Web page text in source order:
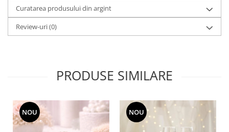
SIGNET PLATINUM
CELESTIAL GOLD
NATURE
MORRIS&AMP;CO
KINGSLEY
SERENDIPITY GOLD
Curatarea produsului din argint
Review-uri(0)
PRODUSE SIMILARE
NOU NOU